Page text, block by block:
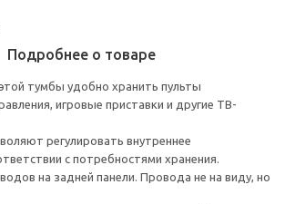
Подробнее о товаре
тумбы удобно хранить пульты
игровые приставки и другие ТВ-
регулировать внутреннее
с потребностями хранения.
на задней панели. Провода не на виду, но